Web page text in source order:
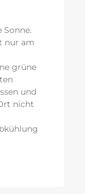
nur am
grüne
und
nicht